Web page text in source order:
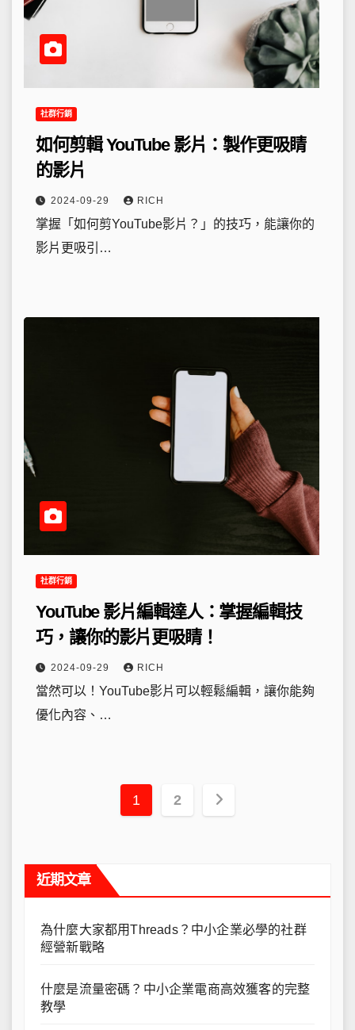
社群行銷
如何剪輯 YouTube 影片：製作更吸睛
的影片
2024-09-29 RICH
掌握「如何剪YouTube影片？」的技巧，能讓你的
影片更吸引…
社群行銷
YouTube 影片編輯達人：掌握編輯技
巧，讓你的影片更吸睛！
2024-09-29 RICH
當然可以！YouTube影片可以輕鬆編輯，讓你能夠
優化內容、…
文
覽
1 2
近期文章
為什麼大家都用Threads？中小企業必學的社群
經營新戰略
什麼是流量密碼？中小企業電商高效獲客的完整
教學